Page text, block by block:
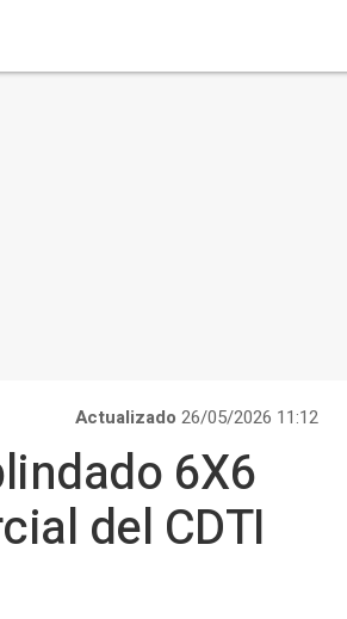
Actualizado 26/05/2026 11:12
6X6
del CDTI